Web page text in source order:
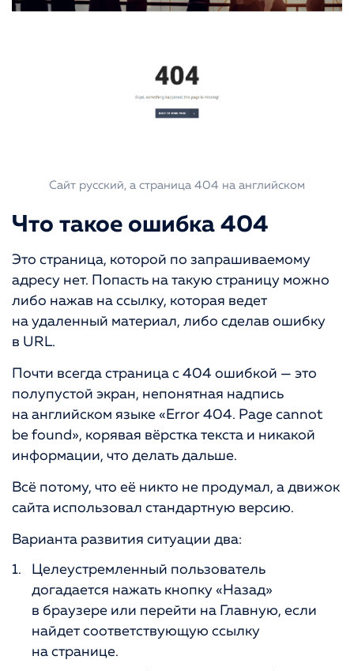
Сайт русский, а страница 404 на английском
Что такое ошибка 404
Это страница, которой по запрашиваемому
адресу нет. Попасть на такую страницу можно
либо нажав на ссылку, которая ведет
на удаленный материал, либо сделав ошибку
в URL.
Почти всегда страница с 404 ошибкой — это
полупустой экран, непонятная надпись
на английском языке «Error 404. Page cannot
be found», корявая вёрстка текста и никакой
информации, что делать дальше.
Всё потому, что её никто не продумал, а движок
сайта использовал стандартную версию.
Варианта развития ситуации два:
Целеустремленный пользователь
догадается нажать кнопку «Назад»
в браузере или перейти на Главную, если
найдет соответствующую ссылку
на странице.